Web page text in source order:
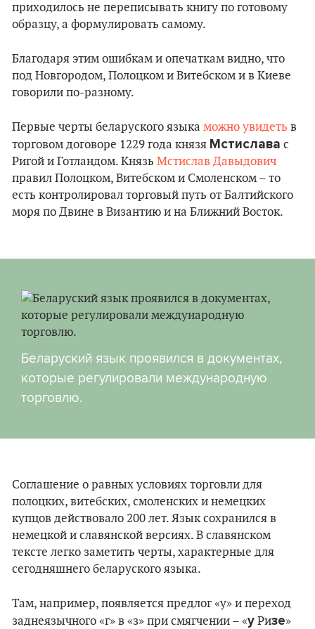
приходилось не переписывать книгу по готовому
образцу, а формулировать самому.
Благодаря этим ошибкам и опечаткам видно, что
под Новгородом, Полоцком и Витебском и в Киеве
говорили по-разному.
Первые черты беларуского языка можно увидеть в
торговом договоре 1229 года князя Мстислава с
Ригой и Готландом. Князь Мстислав Давыдович
правил Полоцком, Витебском и Смоленском – то
есть контролировал торговый путь от Балтийского
моря по Двине в Византию и на Ближний Восток.
Беларуский язык проявился в документах,
которые регулировали международную
торговлю.
Соглашение о равных условиях торговли для
полоцких, витебских, смоленских и немецких
купцов действовало 200 лет. Язык сохранился в
немецкой и славянской версиях. В славянском
тексте легко заметить черты, характерные для
сегодняшнего беларуского языка.
Там, например, появляется предлог «у» и переход
заднеязычного «г» в «з» при смягчении – «у Ризе»